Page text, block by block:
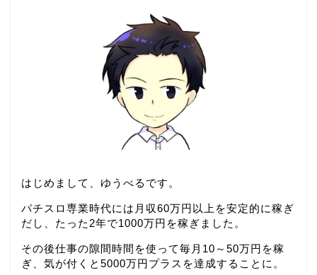
はじめまして、ゆうべるです。
パチスロ専業時代には月収60万円以上を安定的に稼ぎ
だし、たった2年で1000万円を稼ぎました。
その後仕事の隙間時間を使って毎月10～50万円を稼
ぎ、気が付くと5000万円プラスを達成することに。